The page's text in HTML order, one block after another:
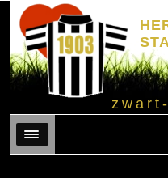
Menu